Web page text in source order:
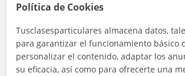
Política de Cookies
Tusclasesparticulares almacena datos,
para garantizar el funcionamiento básico
personalizar el contenido, adaptar los
su eficacia, así como para ofrecerte una